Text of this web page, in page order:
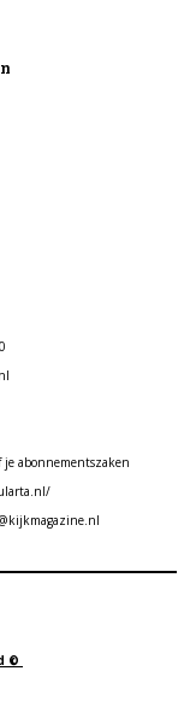
je abonnementszaken
©